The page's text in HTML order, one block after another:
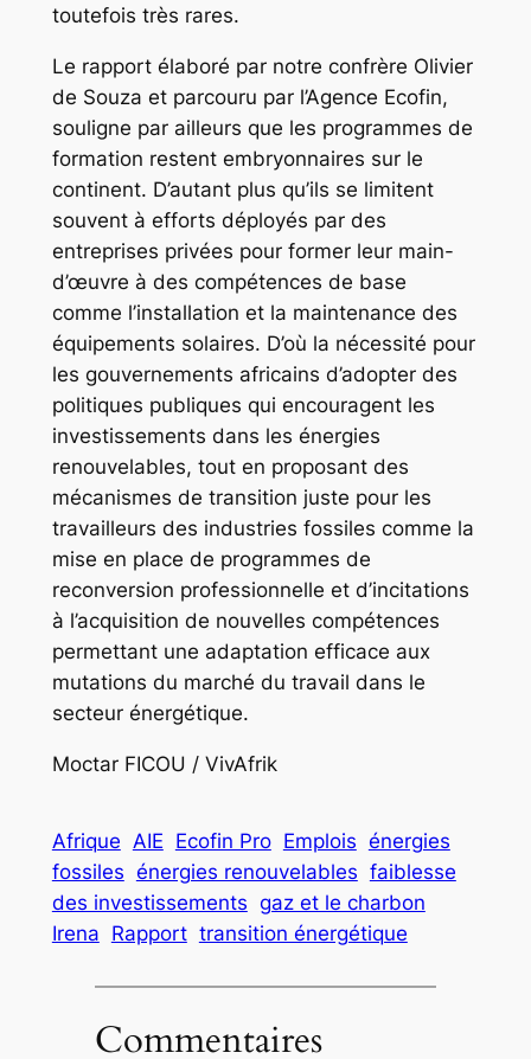
toutefois très rares.
Le rapport élaboré par notre confrère Olivier
de Souza et parcouru par l’Agence Ecofin,
souligne par ailleurs que les programmes de
formation restent embryonnaires sur le
continent. D’autant plus qu’ils se limitent
souvent à efforts déployés par des
entreprises privées pour former leur main-
d’œuvre à des compétences de base
comme l’installation et la maintenance des
équipements solaires. D’où la nécessité pour
les gouvernements africains d’adopter des
politiques publiques qui encouragent les
investissements dans les énergies
renouvelables, tout en proposant des
mécanismes de transition juste pour les
travailleurs des industries fossiles comme la
mise en place de programmes de
reconversion professionnelle et d’incitations
à l’acquisition de nouvelles compétences
permettant une adaptation efficace aux
mutations du marché du travail dans le
secteur énergétique.
Moctar FICOU / VivAfrik
Afrique AIE Ecofin Pro Emplois énergies
fossiles énergies renouvelables faiblesse
des investissements gaz et le charbon
Irena Rapport transition énergétique
Commentaires